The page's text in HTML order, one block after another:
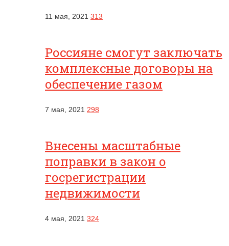
11 мая, 2021 313
Россияне смогут заключать
комплексные договоры на
обеспечение газом
7 мая, 2021 298
Внесены масштабные
поправки в закон о
госрегистрации
недвижимости
4 мая, 2021 324